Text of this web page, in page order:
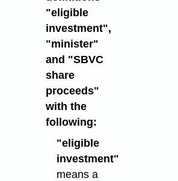
"eligible
investment",
"minister"
and "SBVC
share
proceeds"
with the
following:
"eligible
investment"
means a